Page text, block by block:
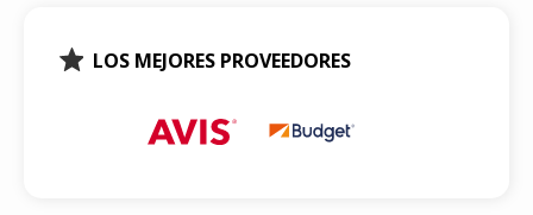
LOS MEJORES PROVEEDORES